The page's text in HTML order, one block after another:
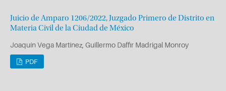
Juicio de Amparo 1206/2022, Juzgado Primero de Distrito en
Materia Civil de la Ciudad de México
Joaquín Vega Martínez, Guillermo Daffir Madrigal Monroy
PDF